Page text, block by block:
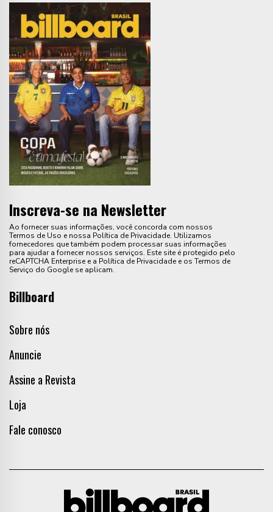
Inscreva-se na Newsletter
Ao fornecer suas informações, você concorda com nossos
Termos de Uso e nossa Política de Privacidade. Utilizamos
fornecedores que também podem processar suas informações
para ajudar a fornecer nossos serviços. Este site é protegido pelo
reCAPTCHA Enterprise e a Política de Privacidade e os Termos de
Serviço do Google se aplicam.
Billboard
Sobre nós
Anuncie
Assine a Revista
Loja
Fale conosco